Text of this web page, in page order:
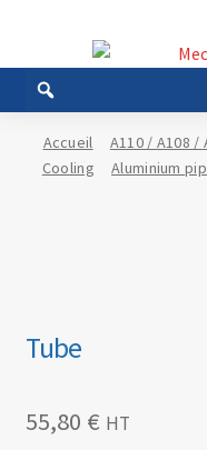
la
navigation
au
contenu
Accueil A110 / A108 /
Cooling
Aluminium
Tube
55,80 € HT